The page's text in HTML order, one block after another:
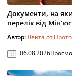
Документи, на
перелік від
Автор:Лента от
06.08.2026